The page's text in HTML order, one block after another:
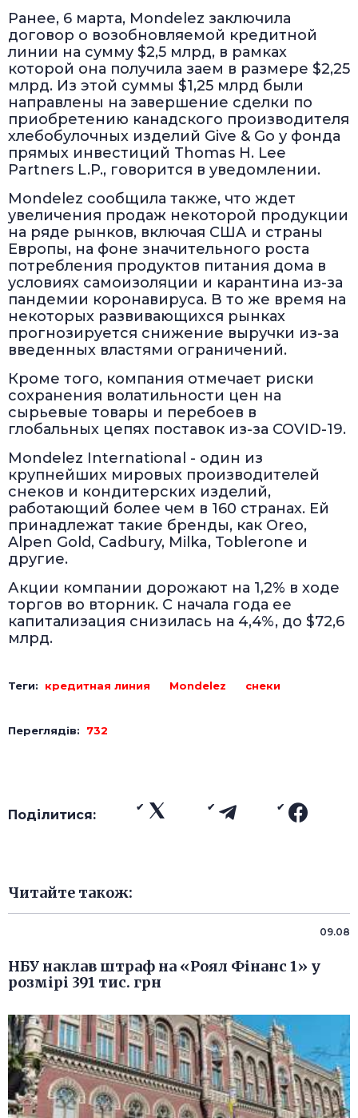
Ранее, 6 марта, Mondelez заключила
договор о возобновляемой кредитной
линии на сумму $2,5 млрд, в рамках
которой она получила заем в размере $2,25
млрд. Из этой суммы $1,25 млрд были
направлены на завершение сделки по
приобретению канадского производителя
хлебобулочных изделий Give & Go у фонда
прямых инвестиций Thomas H. Lee
Partners L.P., говорится в уведомлении.
Mondelez сообщила также, что ждет
увеличения продаж некоторой продукции
на ряде рынков, включая США и страны
Европы, на фоне значительного роста
потребления продуктов питания дома в
условиях самоизоляции и карантина из-за
пандемии коронавируса. В то же время на
некоторых развивающихся рынках
прогнозируется снижение выручки из-за
введенных властями ограничений.
Кроме того, компания отмечает риски
сохранения волатильности цен на
сырьевые товары и перебоев в
глобальных цепях поставок из-за COVID-19.
Mondelez International - один из
крупнейших мировых производителей
снеков и кондитерских изделий,
работающий более чем в 160 странах. Ей
принадлежат такие бренды, как Oreo,
Alpen Gold, Cadbury, Milka, Toblerone и
другие.
Акции компании дорожают на 1,2% в ходе
торгов во вторник. С начала года ее
капитализация снизилась на 4,4%, до $72,6
млрд.
Теги: кредитная линия Mondelez снеки
Переглядів: 732
Поділитися:
Читайте також:
09.08
НБУ наклав штраф на «Роял Фінанс 1» у
розмірі 391 тис. грн